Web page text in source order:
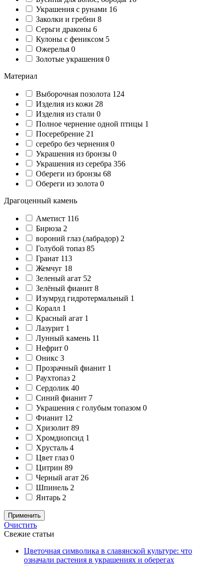
Украшения с рунами 16
Заколки и гребни 8
Серьги драконы 6
Кулоны с фениксом 5
Ожерелья 0
Золотые украшения 0
Материал
Выборочная позолота 124
Изделия из кожи 28
Изделия из стали 0
Полное чернение одной птицы 1
Посеребрение 21
серебро без чернения 0
Украшения из бронзы 0
Украшения из серебра 356
Обереги из бронзы 68
Обереги из золота 0
Драгоценный камень
Аметист 116
Бирюза 2
вороний глаз (лабрадор) 2
Голубой топаз 85
Гранат 113
Жемчуг 18
Зеленый агат 52
Зелёный фианит 8
Изумруд гидротермальный 1
Коралл 1
Красный агат 1
Лазурит 1
Лунный камень 11
Нефрит 0
Оникс 3
Прозрачный фианит 1
Раухтопаз 2
Сердолик 40
Синий фианит 7
Украшения с голубым топазом 0
Фианит 12
Хризолит 89
Хромдиопсид 1
Хрусталь 4
Цвет глаз 0
Цитрин 89
Черный агат 26
Шпинель 2
Янтарь 2
Применить
Очистить
Свежие статьи
Цветочная символика в славянской культуре: что
означали растения в украшениях и оберегах